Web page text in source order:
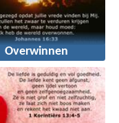
Overwinnen